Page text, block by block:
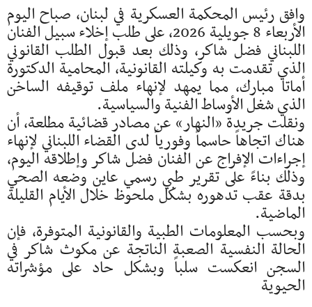
وافق رئيس المحكمة العسكرية في لبنان، صباح اليوم
الأربعاء 8 جويلية 2026، على طلب إخلاء سبيل الفنان
اللبناني فضل شاكر، وذلك بعد قبول الطلب القانوني
الذي تقدمت به وكيلته القانونية، المحامية الدكتورة
أماتا مبارك، مما يمهد لإنهاء ملف توقيفه الساخن
الذي شغل الأوساط الفنية والسياسية.
ونقلت جريدة «النهار» عن مصادر قضائية مطلعة، أن
هناك اتجاهاً حاسماً وفورياً لدى القضاء اللبناني لإنهاء
إجراءات الإفراج عن الفنان فضل شاكر وإطلاقه اليوم،
وذلك بناءً على تقرير طبي رسمي عاين وضعه الصحي
بدقة عقب تدهوره بشكل ملحوظ خلال الأيام القليلة
الماضية.
وبحسب المعلومات الطبية والقانونية المتوفرة، فإن
الحالة النفسية الصعبة الناتجة عن مكوث شاكر في
السجن انعكست سلباً وبشكل حاد على مؤشراته
الحيوية